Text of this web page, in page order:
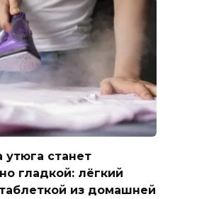
станет
гладкой: лёгкий
из домашней